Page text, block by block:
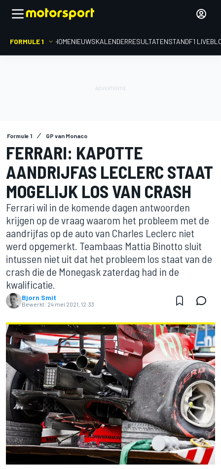
FORMULE 1 HOMENIEUWSKALENDERRESULTATENSTANDF1
Formule 1 GP van Monaco
FERRARI: KAPOTTE
AANDRIJFAS LECLERC STAAT
MOGELIJK LOS VAN CRASH
Ferrari wil in de komende dagen antwoorden
krijgen op de vraag waarom het probleem met de
aandrijfas op de auto van Charles Leclerc niet
werd opgemerkt. Teambaas Mattia Binotto sluit
intussen niet uit dat het probleem los staat van de
crash die de Monegask zaterdag had in de
kwalificatie.
Bjorn Smit
Bewerkt: 24 mei 2021, 12:33